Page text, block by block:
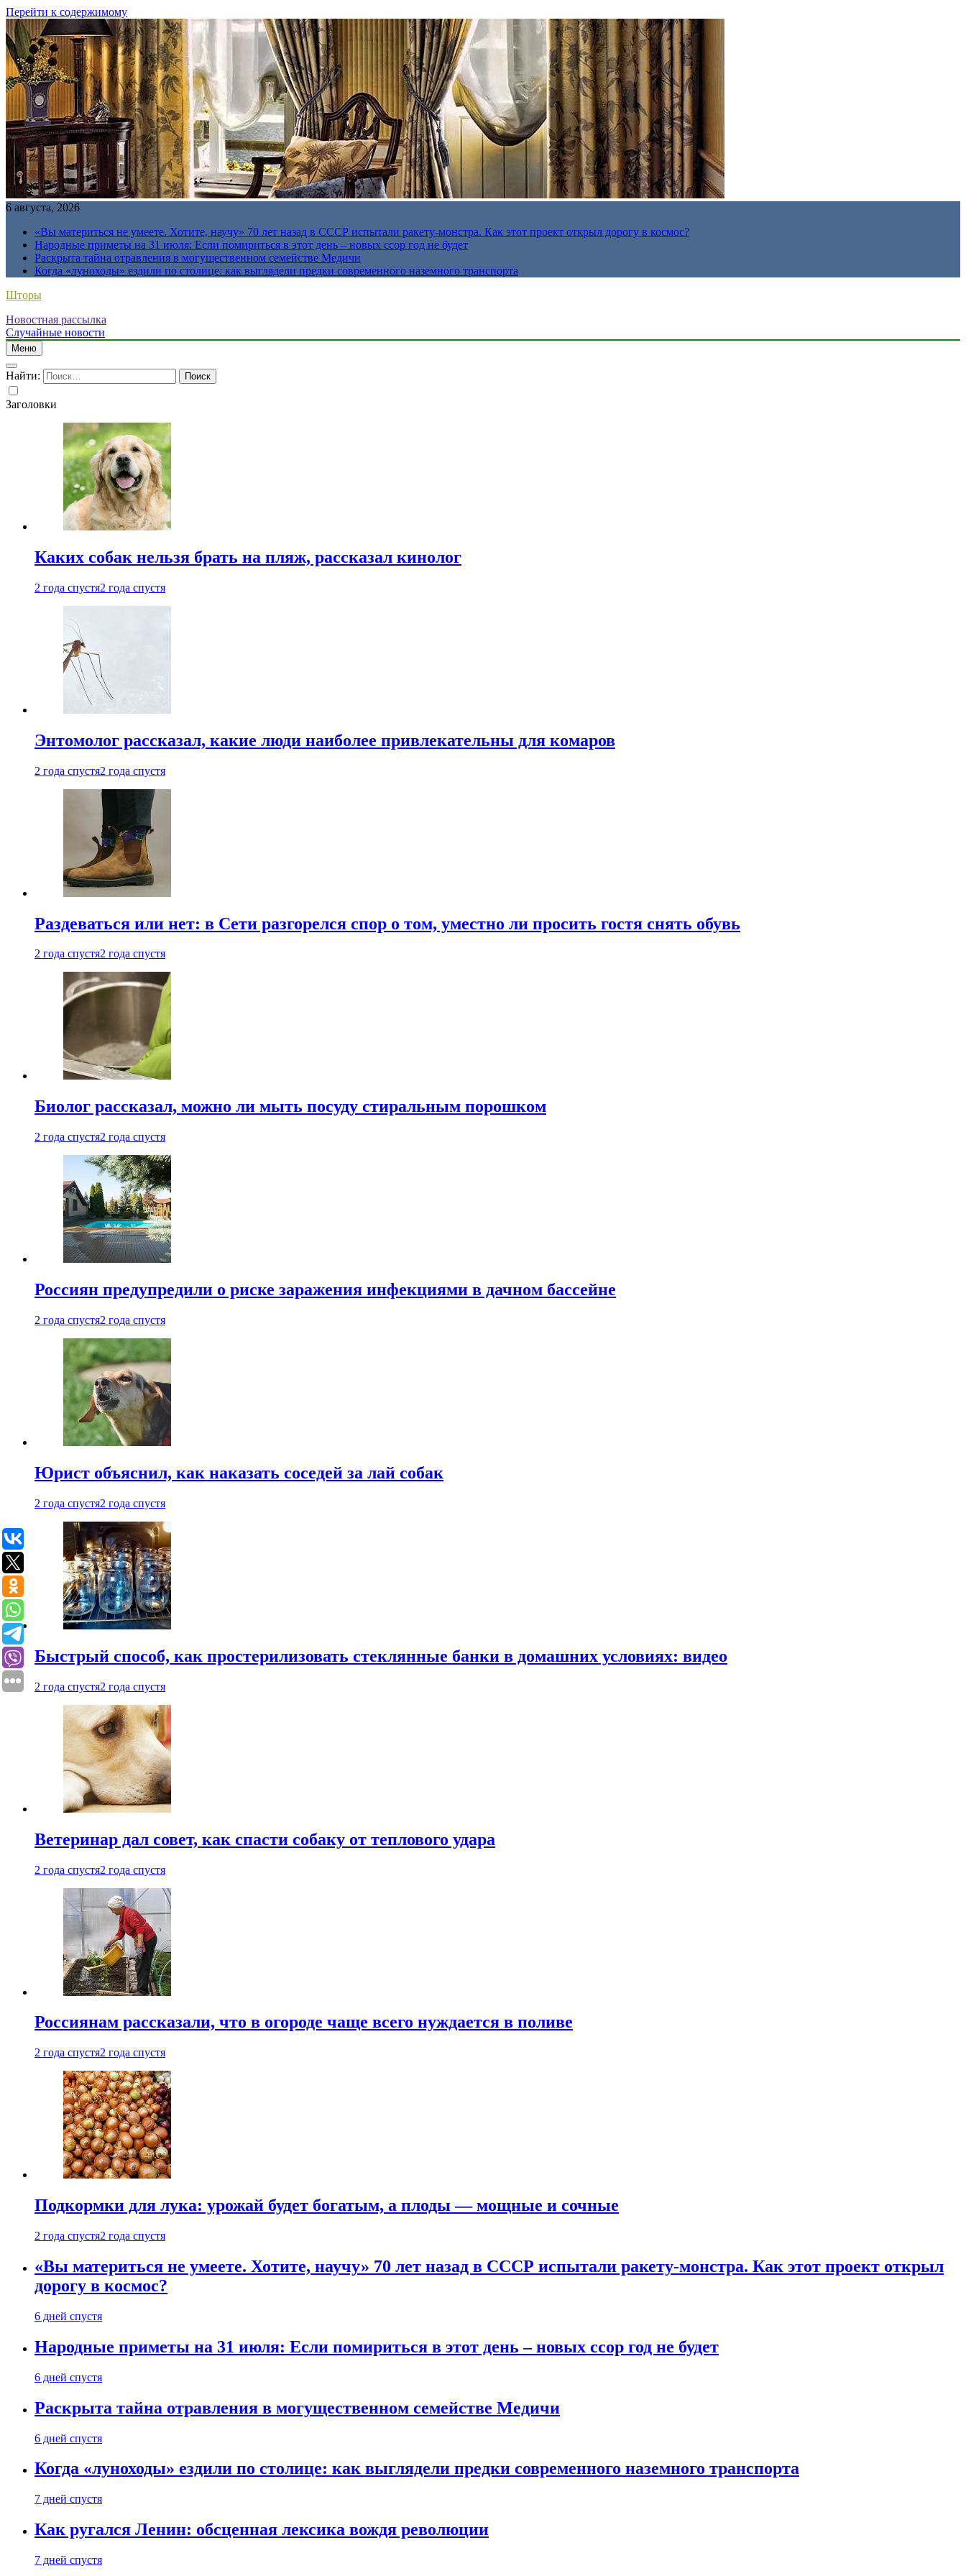
Перейти к содержимому
6 августа, 2026
«Вы материться не умеете. Хотите, научу» 70 лет назад в СССР испытали ракету-монстра. Как этот проект открыл дорогу в космос?
Народные приметы на 31 июля: Если помириться в этот день – новых ссор год не будет
Раскрыта тайна отравления в могущественном семействе Медичи
Когда «луноходы» ездили по столице: как выглядели предки современного наземного транспорта
Шторы
Новостная рассылка
Случайные новости
Меню
Найти:
Заголовки
Каких собак нельзя брать на пляж, рассказал кинолог
2 года спустя2 года спустя
Энтомолог рассказал, какие люди наиболее привлекательны для комаров
2 года спустя2 года спустя
Раздеваться или нет: в Сети разгорелся спор о том, уместно ли просить гостя снять обувь
2 года спустя2 года спустя
Биолог рассказал, можно ли мыть посуду стиральным порошком
2 года спустя2 года спустя
Россиян предупредили о риске заражения инфекциями в дачном бассейне
2 года спустя2 года спустя
Юрист объяснил, как наказать соседей за лай собак
2 года спустя2 года спустя
Быстрый способ, как простерилизовать стеклянные банки в домашних условиях: видео
2 года спустя2 года спустя
Ветеринар дал совет, как спасти собаку от теплового удара
2 года спустя2 года спустя
Россиянам рассказали, что в огороде чаще всего нуждается в поливе
2 года спустя2 года спустя
Подкормки для лука: урожай будет богатым, а плоды — мощные и сочные
2 года спустя2 года спустя
«Вы материться не умеете. Хотите, научу» 70 лет назад в СССР испытали ракету-монстра. Как этот проект открыл
дорогу в космос?
6 дней спустя
Народные приметы на 31 июля: Если помириться в этот день – новых ссор год не будет
6 дней спустя
Раскрыта тайна отравления в могущественном семействе Медичи
6 дней спустя
Когда «луноходы» ездили по столице: как выглядели предки современного наземного транспорта
7 дней спустя
Как ругался Ленин: обсценная лексика вождя революции
7 дней спустя